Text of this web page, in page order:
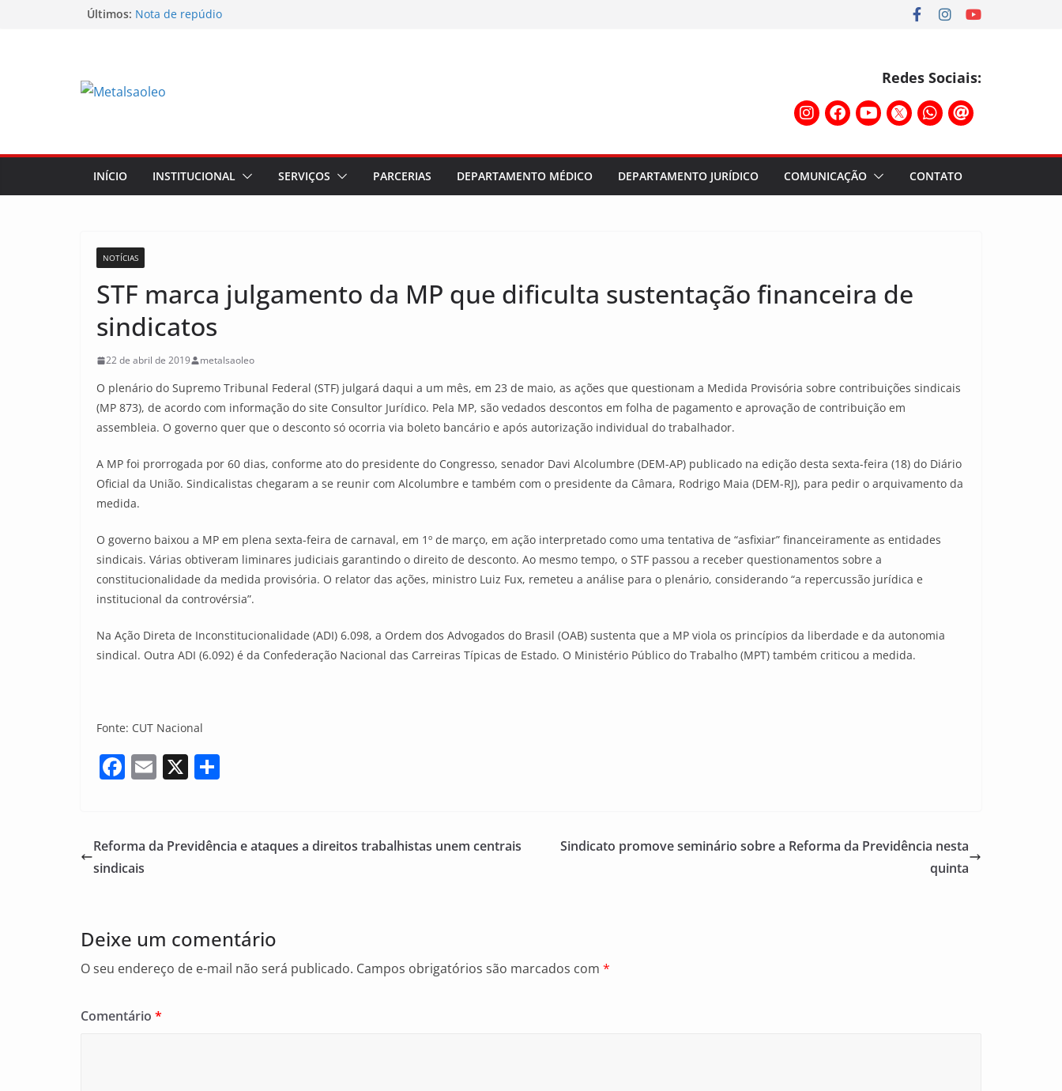
Últimos: Nota de repúdio
Assembleia na Taurus fortalece campanha salarial e
Redes Sociais:
INÍCIO INSTITUCIONAL SERVIÇOS PARCERIAS DEPARTAMENTO MÉDICO DEPARTAMENTO JURÍDICO COMUNICAÇÃO CONTATO
NOTÍCIAS
STF marca julgamento da MP que dificulta sustentação financeira de
sindicatos
22 de abril de 2019 metalsaoleo
O plenário do Supremo Tribunal Federal (STF) julgará daqui a um mês, em 23 de maio, as ações que questionam a Medida Provisória sobre contribuições sindicais
(MP 873), de acordo com informação do site Consultor Jurídico. Pela MP, são vedados descontos em folha de pagamento e aprovação de contribuição em
assembleia. O governo quer que o desconto só ocorria via boleto bancário e após autorização individual do trabalhador.
A MP foi prorrogada por 60 dias, conforme ato do presidente do Congresso, senador Davi Alcolumbre (DEM-AP) publicado na edição desta sexta-feira (18) do Diário
Oficial da União. Sindicalistas chegaram a se reunir com Alcolumbre e também com o presidente da Câmara, Rodrigo Maia (DEM-RJ), para pedir o arquivamento da
medida.
O governo baixou a MP em plena sexta-feira de carnaval, em 1º de março, em ação interpretado como uma tentativa de “asfixiar” financeiramente as entidades
sindicais. Várias obtiveram liminares judiciais garantindo o direito de desconto. Ao mesmo tempo, o STF passou a receber questionamentos sobre a
constitucionalidade da medida provisória. O relator das ações, ministro Luiz Fux, remeteu a análise para o plenário, considerando “a repercussão jurídica e
institucional da controvérsia”.
Na Ação Direta de Inconstitucionalidade (ADI) 6.098, a Ordem dos Advogados do Brasil (OAB) sustenta que a MP viola os princípios da liberdade e da autonomia
sindical. Outra ADI (6.092) é da Confederação Nacional das Carreiras Típicas de Estado. O Ministério Público do Trabalho (MPT) também criticou a medida.
Fonte: CUT Nacional
F
e
b
k
E
l
X
e
Reforma da Previdência e ataques a direitos trabalhistas unem centrais
sindicais
Sindicato promove seminário sobre a Reforma da Previdência nesta
quinta
Deixe um comentário
O seu endereço de e-mail não será publicado. Campos obrigatórios são marcados com *
Comentário *